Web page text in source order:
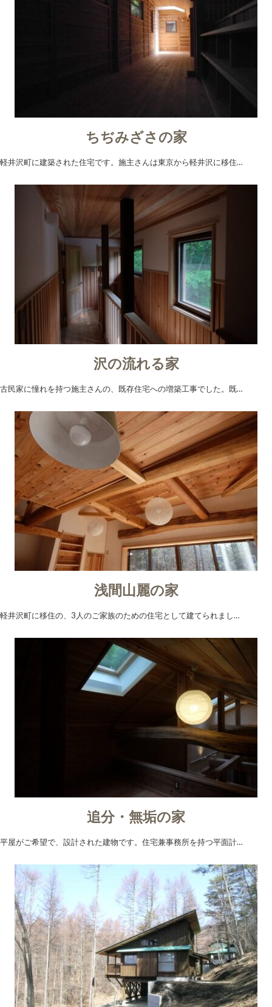
ちぢみざさの家
軽井沢町に建築された住宅です。施主さんは東京から軽井沢に移住…
沢の流れる家
古民家に憧れを持つ施主さんの、既存住宅への増築工事でした。既…
浅間山麗の家
軽井沢町に移住の、3人のご家族のための住宅として建てられまし…
追分・無垢の家
平屋がご希望で、設計された建物です。住宅兼事務所を持つ平面計…